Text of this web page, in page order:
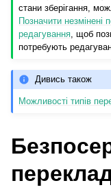
стани зберігання,
Позначити незмінені
редагування , щоб
потребують
Дивись також
Можливості типів